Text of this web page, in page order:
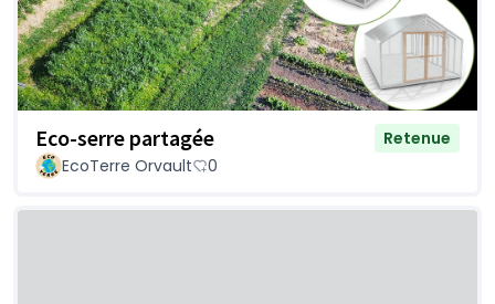
Eco-serre partagée
Retenue
EcoTerre Orvault
0